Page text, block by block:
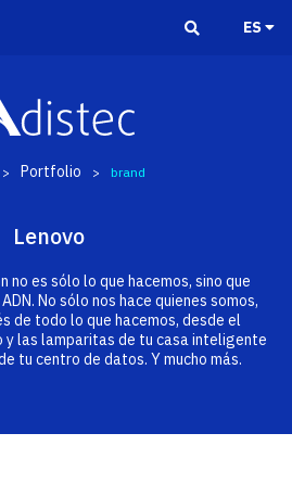
ES
> Portfolio > brand
Lenovo
no es sólo lo que hacemos, sino que
No sólo nos hace quienes somos,
de todo lo que hacemos, desde el
y las lamparitas de tu casa inteligente
tu centro de datos. Y mucho más.